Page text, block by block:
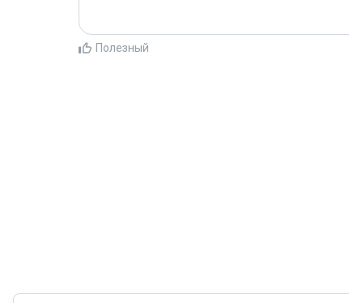
Полезный